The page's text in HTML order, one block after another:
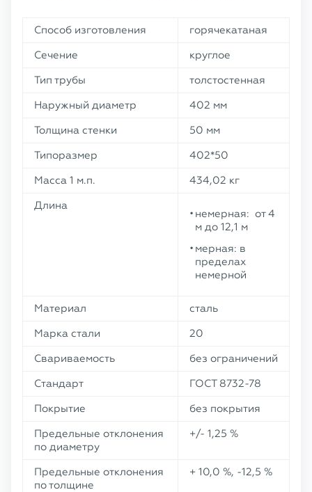
Способ изготовления
горячекатаная
Сечение
круглое
Тип трубы
толстостенная
Наружный диаметр
402 мм
Толщина стенки
50 мм
Типоразмер
402*50
Масса 1 м.п.
434,02 кг
Длина
немерная: от 4
м до 12,1 м
мерная: в
пределах
немерной
Материал
сталь
Марка стали
20
Свариваемость
без ограничений
Стандарт
ГОСТ 8732-78
Покрытие
без покрытия
Предельные отклонения
по диаметру
+/- 1,25 %
Предельные отклонения
по толщине
+ 10,0 %, -12,5 %